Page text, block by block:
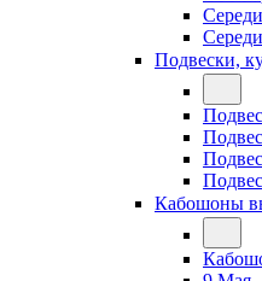
Подвески,
Кабошоны